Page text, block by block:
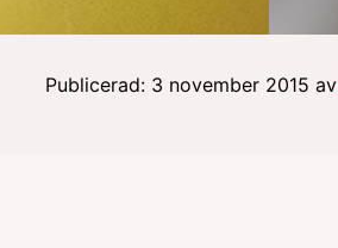
Publicerad: 3 november 2015 av